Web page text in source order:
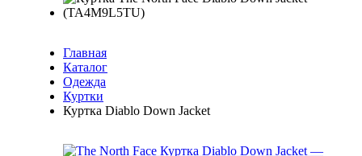
Главная
Каталог
Одежда
Куртки
Куртка Diablo Down Jacket